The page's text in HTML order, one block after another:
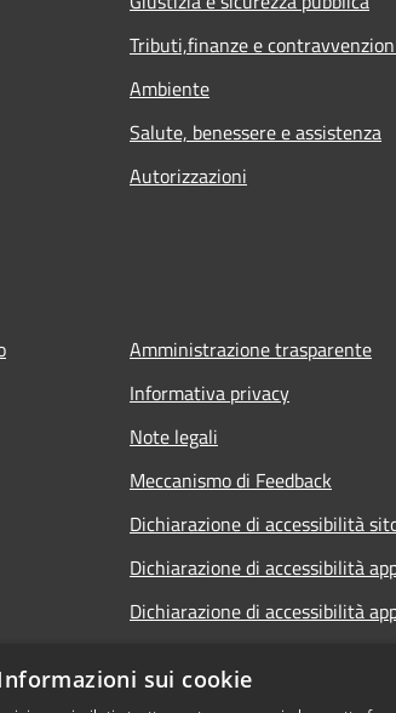
Tributi,finanze e
Ambiente
Salute, benessere e assistenza
Autorizzazioni
Amministrazione trasparente
Informativa privacy
Note legali
Meccanismo di Feedback
Dichiarazione di accessibilità
Dichiarazione di accessibilità
Dichiarazione di accessibilità
Telematico
sui cookie